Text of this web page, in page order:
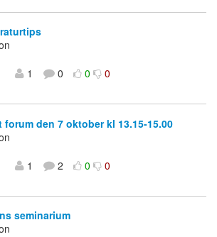
1 0 0 0
den 7 oktober kl 13.15-15.00
1 2 0 0
seminarium